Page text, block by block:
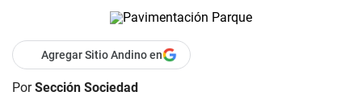
Agregar Sitio Andino en
PorSección Sociedad